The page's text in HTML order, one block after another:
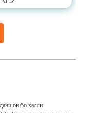
он бо ҳалли